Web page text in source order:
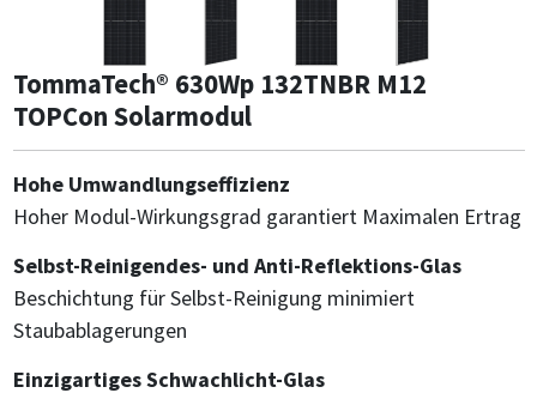
TommaTech® 630Wp 132TNBR M12
TOPCon Solarmodul
Hohe Umwandlungseffizienz
Hoher Modul-Wirkungsgrad garantiert Maximalen Ertrag
Selbst-Reinigendes- und Anti-Reflektions-Glas
Beschichtung für Selbst-Reinigung minimiert
Staubablagerungen
Einzigartiges Schwachlicht-Glas